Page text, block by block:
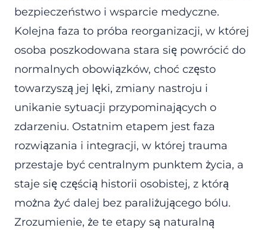
bezpieczeństwo i wsparcie medyczne.
Kolejna faza to próba reorganizacji, w której
osoba poszkodowana stara się powrócić do
normalnych obowiązków, choć często
towarzyszą jej lęki, zmiany nastroju i
unikanie sytuacji przypominających o
zdarzeniu. Ostatnim etapem jest faza
rozwiązania i integracji, w której trauma
przestaje być centralnym punktem życia, a
staje się częścią historii osobistej, z którą
można żyć dalej bez paraliżującego bólu.
Zrozumienie, że te etapy są naturalną